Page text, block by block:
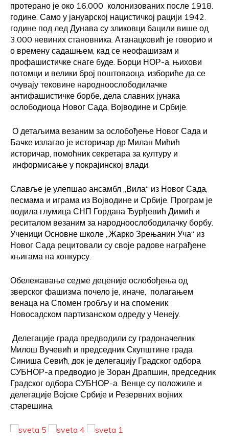
протерано је око 16.000 колонизованих после 1918.
године. Само у јануарској нацистичкој рацији 1942.
године под лед Дунава су зликовци бацили више од
3.000 невиних становника. Атанацковић је говорио и
о времену садашњем, кад се неофашизам и
профашистичке снаге буде. Борци НОР-а, њихови
потомци и велики број поштоваоца, избориће да се
очувају тековине народноослободилачке
антифашистичке борбе, дела славних јунака
ослободиоца Новог Сада, Војводине и Србије.
О детаљима везаним за ослобођење Новог Сада и
Бачке излагао је историчар др Милан Мићић
историчар, помоћник секретара за културу и
информисање у покрајинској влади.
Славље је улепшао ансамбл „Вила“ из Новог Сада,
песмама и играма из Војводине и Србије. Програм је
водила глумица СНП Гордана Ђурђевић Димић и
реситалом везаним за народноослободилачку борбу.
Ученици Основне школе „Жарко Зрењанин Уча“ из
Новог Сада рецитовали су своје радове награђене
књигама на конкурсу.
Обележавање седме деценије ослобођења од
зверског фашизма почело је, иначе, полагањем
венаца на Спомен гробљу и на споменик
Новосадском партизанском одреду у Ченеју.
Делегације града предводили су градоначелник
Милош Вучевић и председник Скупштине града
Синиша Севић, док је делегацију Градског одбора
СУБНОР-а предводио је Зоран Драпшин, председник
Градског одбора СУБНОР-а. Венце су положиле и
делегације Војске Србије и Резервних војних
старешина.